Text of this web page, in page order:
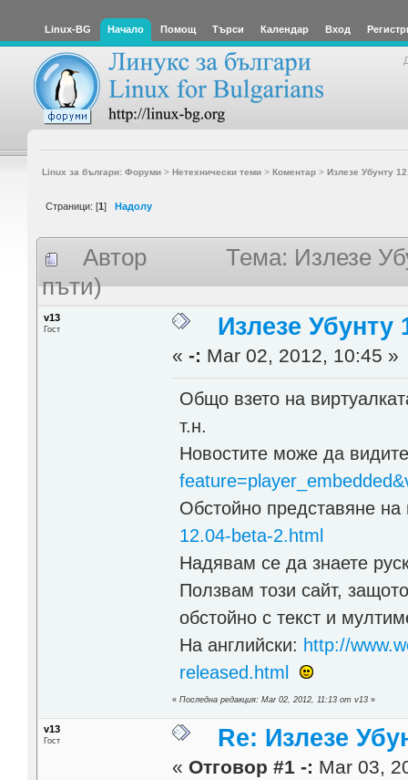
Linux-BG Начало Помощ Търси Календар Вход
Linux за българи: Форуми> Нетехнически теми> Коментар> Излезе Убунту
Страници: [1] Надолу
Автор
Тема: Излезе
пъти)
v13
Гост Излезе Убунту
«-: Mar 02, 2012, 10:45 »
Общо взето на
т.н.
Новостите може да
Обстойно представяне на
12.04-beta-2.html
Надявам се да знаете
Ползвам този сайт,
обстойно с текст и
На английски: http://
released.html
«Последна редакция: Mar 02, 2012, 11:13 от v13 »
v13
Гост Re: Излезе
« Отговор #1 -: Mar 03,